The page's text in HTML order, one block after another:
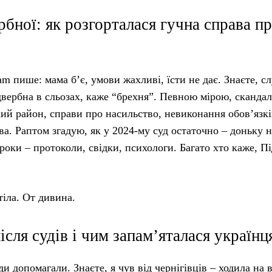
як розгорталася гучна справа
пише: мама б’є, умови жахливі, їсти не дає. Знаєте,
в сльозах, каже “брехня”. Певною мірою,
район, справи про насильство, невиконання
Раптом згадую, як у 2024-му суд остаточно – доньку
– протоколи, свідки, психологи. Багато хто каже,
От дивина.
судів і чим запам’яталася
допомагали. Знаєте, я чув від чернігівців – ходила на